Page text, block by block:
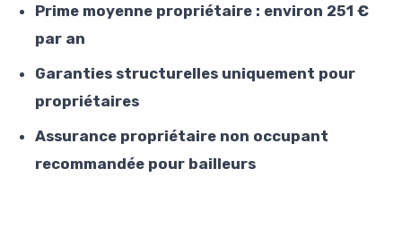
Prime moyenne propriétaire : environ 251 €
par an
Garanties structurelles uniquement pour
propriétaires
Assurance propriétaire non occupant
recommandée pour bailleurs